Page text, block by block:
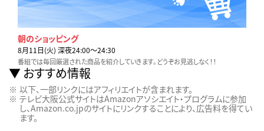
朝のショッピング
8月11日(火) 深夜24:00〜24:30
番組では毎回厳選された商品を紹介していきます。どうぞお見逃しなく！！
おすすめ情報
以下、一部リンクにはアフィリエイトが含まれます。
テレビ大阪公式サイトはAmazonアソシエイト・プログラムに参加
し、Amazon.co.jpのサイトにリンクすることにより、広告料を得てい
ます。